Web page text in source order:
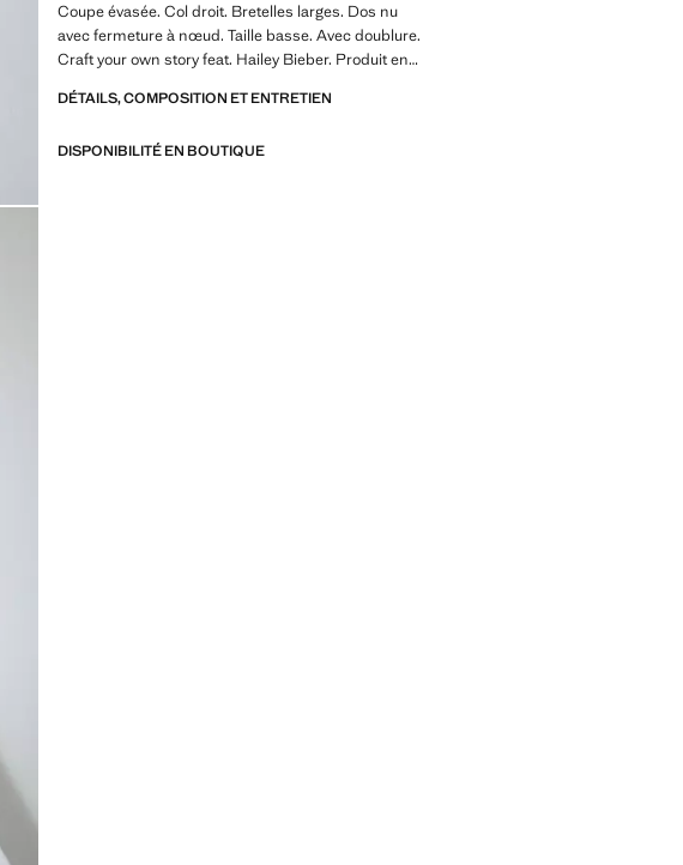
Coupe évasée. Col droit. Bretelles larges. Dos nu
avec fermeture à nœud. Taille basse. Avec doublure.
Craft your own story feat. Hailey Bieber. Produit en
DÉTAILS, COMPOSITION ET ENTRETIEN
DISPONIBILITÉ EN BOUTIQUE